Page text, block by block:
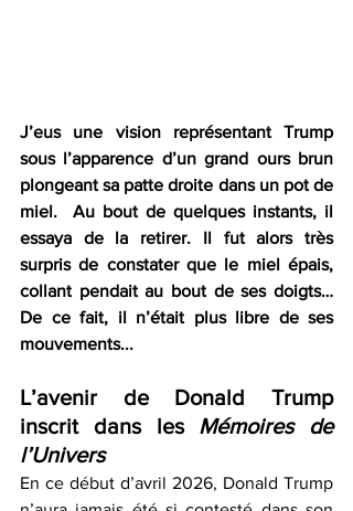
J’eus une vision représentant Trump
sous l’apparence d’un grand ours brun
plongeant sa patte droite dans un pot de
miel.  Au bout de quelques instants, il
essaya de la retirer. Il fut alors très
surpris de constater que le miel épais,
collant pendait au bout de ses doigts…
De ce fait, il n’était plus libre de ses
mouvements...
L’avenir de Donald Trump
inscrit dans les Mémoires de
l’Univers
En ce début d’avril 2026, Donald Trump